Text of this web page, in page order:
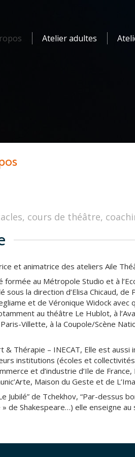
Atelier adultes
cours de théâtre,
et animatrice des ateliers Aile
formée au Métropole Studio et à
sous la direction d’Elisa Chicaud, de
et de Véronique Widock avec
au théâtre Le Hublot, à
Villette, à la Coupole/Scène
& Thérapie – INECAT, Elle est
institutions (écoles et
et d’industrie d’Ile de
Maison du Geste et de
Jubilé” de Tchekhov, “Par-dessus
» de Shakespeare…) elle enseigne